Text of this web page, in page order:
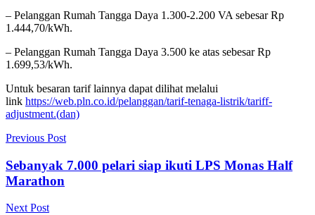
– Pelanggan Rumah Tangga Daya 1.300-2.200 VA sebesar Rp
1.444,70/kWh.
– Pelanggan Rumah Tangga Daya 3.500 ke atas sebesar Rp
1.699,53/kWh.
Untuk besaran tarif lainnya dapat dilihat melalui
link https://web.pln.co.id/pelanggan/tarif-tenaga-listrik/tariff-
adjustment.(dan)
Previous Post
Sebanyak 7.000 pelari siap ikuti LPS Monas Half
Marathon
Next Post